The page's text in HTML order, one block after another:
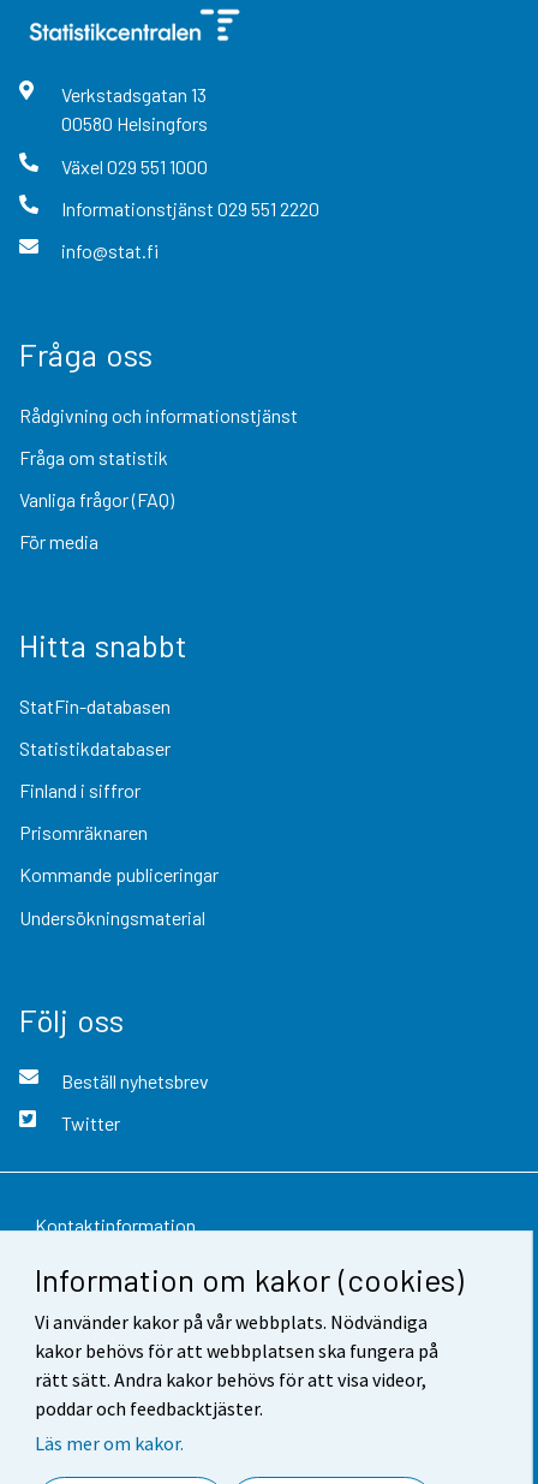
Information om kakor (cookies)
Vi använder kakor på vår webbplats. Nödvändiga
kakor behövs för att webbplatsen ska fungera på
rätt sätt. Andra kakor behövs för att visa videor,
poddar och feedbacktjäster.
Läs mer om kakor.
Verkstadsgatan 13
00580 Helsingfors
Växel 029 551 1000
Informationstjänst 029 551 2220
info@stat.fi
Fråga oss
Rådgivning och informationstjänst
Fråga om statistik
Vanliga frågor (FAQ)
För media
Hitta snabbt
StatFin-databasen
Statistikdatabaser
Finland i siffror
Prisomräknaren
Kommande publiceringar
Undersökningsmaterial
Följ oss
Beställ nyhetsbrev
Twitter
Kontaktinformation
Respons
Användarvillkor
Dataskydd
Tillgänglighet